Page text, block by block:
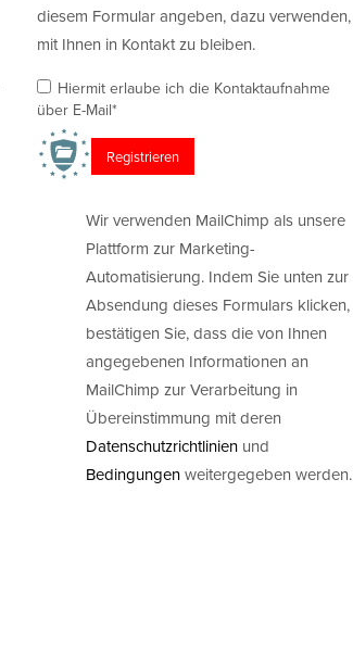
diesem Formular angeben, dazu verwenden,
mit Ihnen in Kontakt zu bleiben.
Hiermit erlaube ich die Kontaktaufnahme
über E-Mail*
Wir verwenden MailChimp als unsere
Plattform zur Marketing-
Automatisierung. Indem Sie unten zur
Absendung dieses Formulars klicken,
bestätigen Sie, dass die von Ihnen
angegebenen Informationen an
MailChimp zur Verarbeitung in
Übereinstimmung mit deren
Datenschutzrichtlinien und
Bedingungenweitergegeben werden.